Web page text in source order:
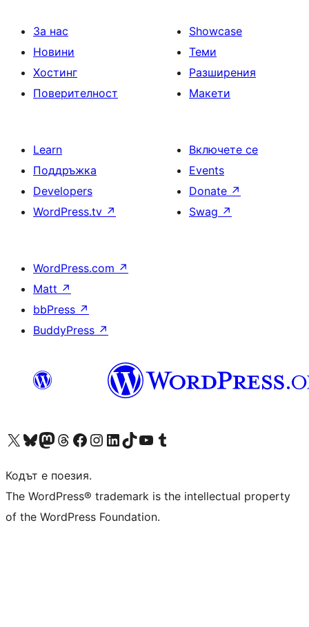
За нас
Новини
Хостинг
Поверителност
Showcase
Теми
Разширения
Макети
Learn
Поддръжка
Developers
WordPress.tv ↗
Включете се
Events
Donate ↗
Swag ↗
WordPress.com ↗
Matt ↗
bbPress ↗
BuddyPress ↗
Visit our X (formerly Twitter) account
Visit our Bluesky account
Visit our Mastodon account
Visit our Threads account
Посетете нашата страница във Facebook
Посетете нашия профил в Instagram
Посетете нашия профил в LinkedIn
Visit our TikTok account
Visit our YouTube channel
Visit our Tumblr account
Кодът е поезия.
The WordPress® trademark is the intellectual property
of the WordPress Foundation.